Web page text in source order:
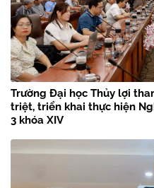
Trường Đại học Thủy lợi
triệt, triển khai thực hiện
3 khóa XIV